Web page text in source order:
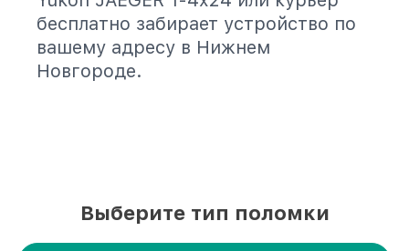
бесплатно забирает устройство по
вашему адресу в Нижнем
Новгороде.
Выберите тип поломки